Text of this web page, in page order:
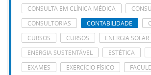
CONSULTA EM CLÍNICA MÉDICA
CONSULTORIAS
CONTABILIDADE
CURSOS
CURSOS
ENERGIA SOLAR
ENERGIA SUSTENTÁVEL
ESTÉTICA
EXAMES
EXERCÍCIO FÍSICO